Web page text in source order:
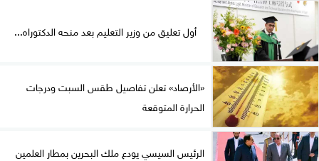
أول تعليق من وزير التعليم بعد منحه الدكتوراه...
«الأرصاد» تعلن تفاصيل طقس السبت ودرجات
الحرارة المتوقعة
الرئيس السيسي يودع ملك البحرين بمطار العلمين